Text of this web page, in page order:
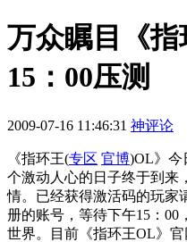
万众瞩目《指
15：00压测
2009-07-16 11:46:31 神评论
《指环王(专区 官博)OL》今
个激动人心的日子终于到来
情。已经获得激活码的玩家
册的账号，等待下午15：00
世界。目前《指环王OL》